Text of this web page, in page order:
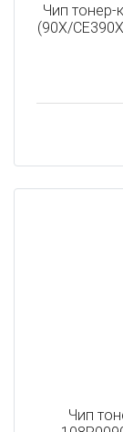
Чип тонер-
(90X/
Чип